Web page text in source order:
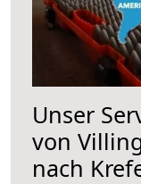
Unser
von
nach